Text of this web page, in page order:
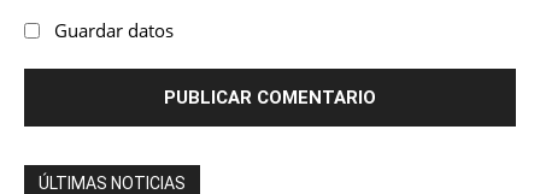
Guardar datos
ÚLTIMAS NOTICIAS